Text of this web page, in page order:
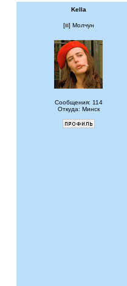
Kella
[ ] Молчун
Сообщения: 114
Откуда: Минск